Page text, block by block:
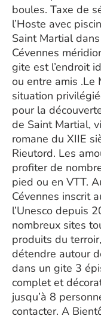
boules. Taxe de
l’Hoste avec
Saint Martial
Cévennes
gite est l’endroit
ou entre amis .Le
situation
pour la
de Saint Martial,
romane du XIIE
Rieutord. Les
profiter de
pied ou en VTT.
Cévennes inscrit
l’Unesco depuis
nombreux sites
produits du
détendre autour
dans un gite 3
complet et
jusqu’à 8
contacter. A